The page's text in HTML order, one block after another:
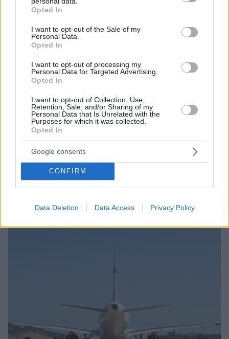
grant or deny consent to Google and its third-party tags to
use your data for below specified purposes in below Google
consent section.
Opted In
I want to opt-out of the Sale of my
Personal Data.
Opted In
I want to opt-out of processing my
Personal Data for Targeted Advertising.
Opted In
I want to opt-out of Collection, Use,
Retention, Sale, and/or Sharing of my
Personal Data that Is Unrelated with the
Purposes for which it was collected.
Opted In
Google consents
CONFIRM
Data Deletion Data Access Privacy Policy
Κόμμα Καρυστιανού: Γιατί χάνεται μέσα σε δύο
μήνες η «Ελπίδα» της προέδρου Μαρίας
10.08.2026, 14:19